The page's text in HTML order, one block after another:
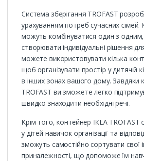
Система зберігання TROFAST
урахуванням потреб сучасних сімей.
можуть комбінуватися один з
створювати індивідуальні рішення
можете використовувати кілька
щоб організувати простір у дитячій
в інших зонах вашого дому. Завдяки
TROFAST ви зможете легко
швидко знаходити необхідні речі.
Крім того, контейнер ІКЕА TROFAST
у дітей навичок організації та
зможуть самостійно сортувати свої
приналежності, що допоможе їм